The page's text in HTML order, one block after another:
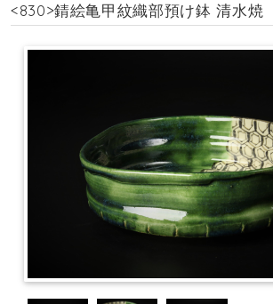
<830>錆絵亀甲紋織部預け鉢 清水焼